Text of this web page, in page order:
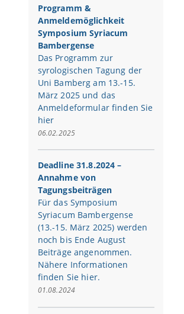
Programm &
Anmeldemöglichkeit
Symposium Syriacum
Bambergense
Das Programm zur
syrologischen Tagung der
Uni Bamberg am 13.-15.
März 2025 und das
Anmeldeformular finden Sie
hier
06.02.2025
Deadline 31.8.2024 –
Annahme von
Tagungsbeiträgen
Für das Symposium
Syriacum Bambergense
(13.-15. März 2025) werden
noch bis Ende August
Beiträge angenommen.
Nähere Informationen
finden Sie hier.
01.08.2024